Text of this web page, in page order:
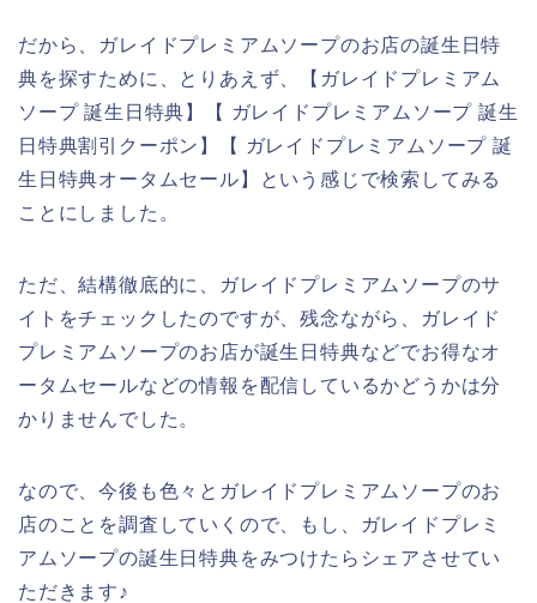
だから、ガレイドプレミアムソープのお店の誕生日特
典を探すために、とりあえず、【ガレイドプレミアム
ソープ 誕生日特典】【 ガレイドプレミアムソープ 誕生
日特典割引クーポン】【 ガレイドプレミアムソープ 誕
生日特典オータムセール】という感じで検索してみる
ことにしました。
ただ、結構徹底的に、ガレイドプレミアムソープのサ
イトをチェックしたのですが、残念ながら、ガレイド
プレミアムソープのお店が誕生日特典などでお得なオ
ータムセールなどの情報を配信しているかどうかは分
かりませんでした。
なので、今後も色々とガレイドプレミアムソープのお
店のことを調査していくので、もし、ガレイドプレミ
アムソープの誕生日特典をみつけたらシェアさせてい
ただきます♪